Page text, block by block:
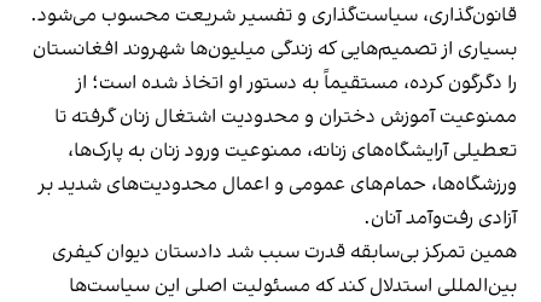
قانون‌گذاری، سیاست‌گذاری و تفسیر شریعت محسوب می‌شود.
بسیاری از تصمیم‌هایی که زندگی میلیون‌ها شهروند افغانستان
را دگرگون کرده، مستقیماً به دستور او اتخاذ شده است؛ از
ممنوعیت آموزش دختران و محدودیت اشتغال زنان گرفته تا
تعطیلی آرایشگاه‌های زنانه، ممنوعیت ورود زنان به پارک‌ها،
ورزشگاه‌ها، حمام‌های عمومی و اعمال محدودیت‌های شدید بر
آزادی رفت‌وآمد آنان.
همین تمرکز بی‌سابقه قدرت سبب شد دادستان دیوان کیفری
بین‌المللی استدلال کند که مسئولیت اصلی این سیاست‌ها